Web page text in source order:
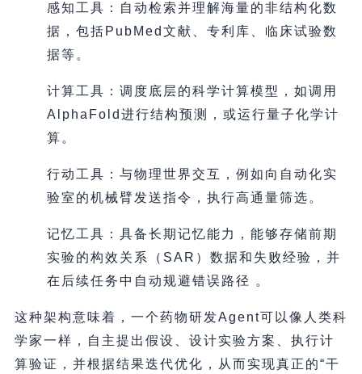
感知工具：自动检索并理解海量的非结构化数
据，包括PubMed文献、专利库、临床试验数
据等。
计算工具：调度底层的科学计算模型，如调用
AlphaFold进行结构预测，或运行量子化学计
算。
行动工具：与物理世界交互，例如向自动化实
验室的机械臂发送指令，执行高通量筛选。
记忆工具：具备长期记忆能力，能够存储前期
实验的构效关系（SAR）数据和失败经验，并
在后续任务中自动规避错误路径 。
这种架构意味着，一个药物研发Agent可以像人类科
学家一样，自主提出假设、设计实验方案、执行计
算验证，并根据结果迭代优化，从而实现真正的“干